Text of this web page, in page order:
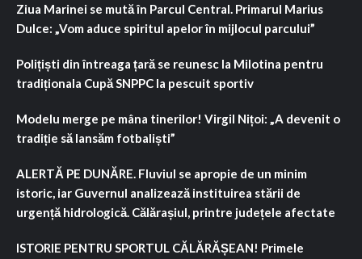
Ziua Marinei se mută în Parcul Central. Primarul Marius
Dulce: „Vom aduce spiritul apelor în mijlocul parcului”
Polițiști din întreaga țară se reunesc la Milotina pentru
tradiționala Cupă SNPPC la pescuit sportiv
Modelu merge pe mâna tinerilor! Virgil Nițoi: „A devenit o
tradiție să lansăm fotbaliști”
ALERTĂ PE DUNĂRE. Fluviul se apropie de un minim
istoric, iar Guvernul analizează instituirea stării de
urgență hidrologică. Călărașiul, printre județele afectate
ISTORIE PENTRU SPORTUL CĂLĂRĂȘEAN! Primele